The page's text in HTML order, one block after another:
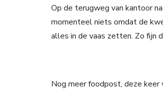
Op de terugweg van kantoor
momenteel niets omdat de
alles in de vaas zetten. Zo fijn
Nog meer foodpost, deze keer